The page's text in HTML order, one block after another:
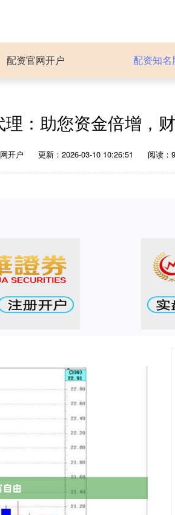
配资官网开户 配资知
：助您资金倍增，
开户 更新：2026-03-10 10:26:51 阅读：